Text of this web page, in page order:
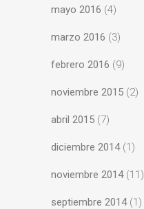
mayo 2016 (4)
marzo 2016 (3)
febrero 2016 (9)
noviembre 2015 (2)
abril 2015 (7)
diciembre 2014(1)
noviembre 2014(11)
septiembre 2014(1)